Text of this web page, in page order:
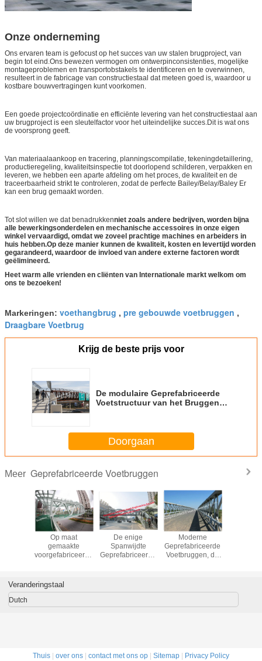
Onze onderneming
Ons ervaren team is gefocust op het succes van uw stalen brugproject, van
begin tot eind.Ons bewezen vermogen om ontwerpinconsistenties, mogelijke
montageproblemen en transportobstakels te identificeren en te overwinnen,
resulteert in de fabricage van constructiestaal dat meteen goed is, waardoor u
kostbare bouwvertragingen kunt voorkomen.
Een goede projectcoördinatie en efficiënte levering van het constructiestaal aan
uw brugproject is een sleutelfactor voor het uiteindelijke succes.Dit is wat ons
de voorsprong geeft.
Van materiaalaankoop en tracering, planningscompilatie, tekeningdetaillering,
productieregeling, kwaliteitsinspectie tot doorlopend schilderen, verpakken en
leveren, we hebben een aparte afdeling om het proces, de kwaliteit en de
traceerbaarheid strikt te controleren, zodat de perfecte Bailey/Belay/Baley Er
kan een brug gemaakt worden.
Tot slot willen we dat benadrukkenniet zoals andere bedrijven, worden bijna
alle bewerkingsonderdelen en mechanische accessoires in onze eigen
winkel vervaardigd, omdat we zoveel prachtige machines en arbeiders in
huis hebben.Op deze manier kunnen de kwaliteit, kosten en levertijd worden
gegarandeerd, waardoor de invloed van andere externe factoren wordt
geëlimineerd.
Heet warm alle vrienden en cliënten van Internationale markt welkom om
ons te bezoeken!
Markeringen: voethangbrug , pre gebouwde voetbruggen ,
Draagbare Voetbrug
Krijg de beste prijs voor
De modulaire Geprefabriceerde
Voetstructuur van het Bruggen
Doorgaan
Meer Geprefabriceerde Voetbruggen
Op maat
gemaakte
voorgefabriceerde
De enige
Spanwijdte
Geprefabriceerde
Weg van
Moderne
Geprefabriceerde
Voetbruggen, de
van Vestingmuur
Veranderingstaal
Dutch
Thuis over ons contact met ons op Sitemap Privacy Policy